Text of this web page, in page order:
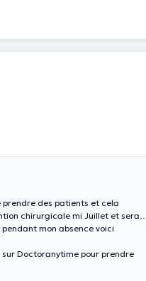
des patients et cela
chirurgicale mi Juillet et serai
mon absence voici
Doctoranytime pour prendre